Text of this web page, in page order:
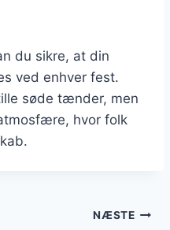
du sikre, at din
ved enhver fest.
søde tænder, men
hvor folk
NÆSTE